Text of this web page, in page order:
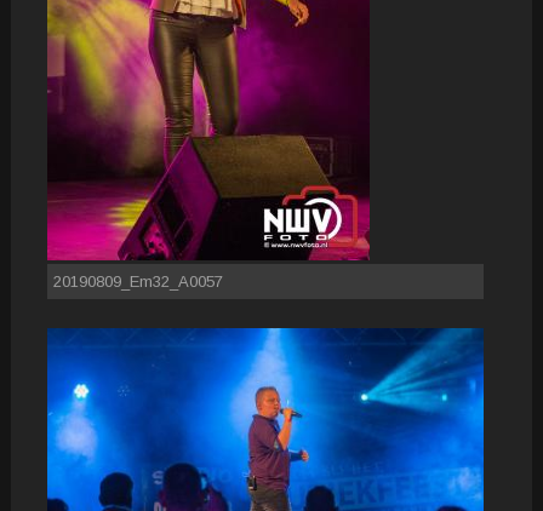
20190809_Em32_A0057